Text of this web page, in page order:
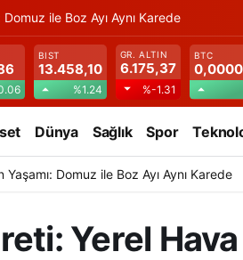
ile Boz Ayı Aynı Karede
BIST
13.458,10
%1.24
GR. ALTIN
6.175,37
%-1.31
BTC
Dünya Sağlık Spor
Domuz ile Boz Ayı Aynı Karede
Yerel